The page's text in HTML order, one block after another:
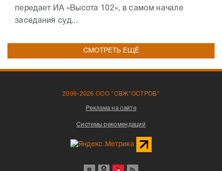
передает ИА «Высота 102», в самом начале
заседания суд...
СМОТРЕТЬ ЕЩЁ
2006-2026 ООО "СВЖ"ОСТРОВ"
Реклама на сайте
Системы рекомендаций